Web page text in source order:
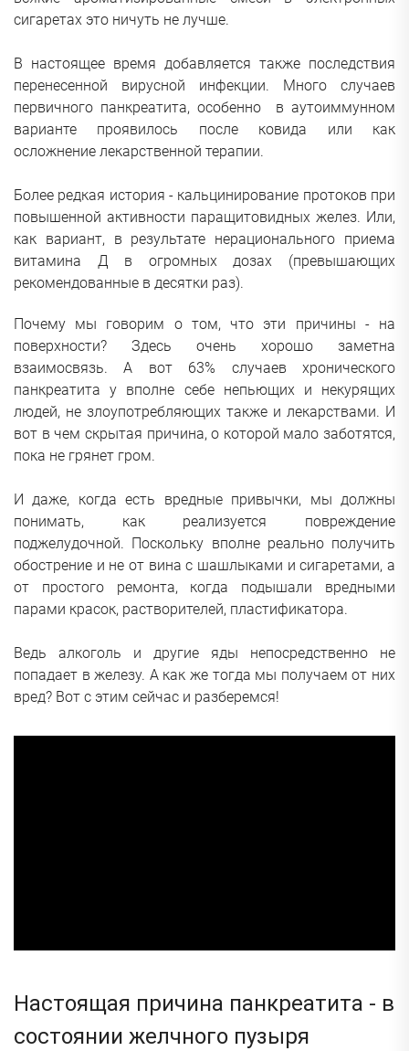
сигаретах это ничуть не лучше.
В настоящее время добавляется также последствия
перенесенной вирусной инфекции. Много случаев
первичного панкреатита, особенно в аутоиммунном
варианте проявилось после ковида или как
осложнение лекарственной терапии.
Более редкая история - кальцинирование протоков при
повышенной активности паращитовидных желез. Или,
как вариант, в результате нерационального приема
витамина Д в огромных дозах (превышающих
рекомендованные в десятки раз).
Почему мы говорим о том, что эти причины - на
поверхности? Здесь очень хорошо заметна
взаимосвязь. А вот 63% случаев хронического
панкреатита у вполне себе непьющих и некурящих
людей, не злоупотребляющих также и лекарствами. И
вот в чем скрытая причина, о которой мало заботятся,
пока не грянет гром.
И даже, когда есть вредные привычки, мы должны
понимать, как реализуется повреждение
поджелудочной. Поскольку вполне реально получить
обострение и не от вина с шашлыками и сигаретами, а
от простого ремонта, когда подышали вредными
парами красок, растворителей, пластификатора.
Ведь алкоголь и другие яды непосредственно не
попадает в железу. А как же тогда мы получаем от них
вред? Вот с этим сейчас и разберемся!
Настоящая причина панкреатита - в
состоянии желчного пузыря